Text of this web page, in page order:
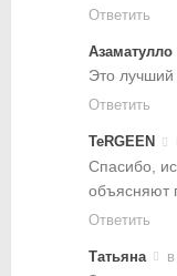
Ответить
Азаматулло
Это
Ответить
TeRGEEN
Спасибо,
объясняют
Ответить
Татьяна